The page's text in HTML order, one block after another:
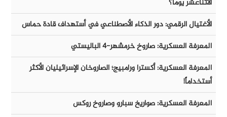
الأثناعشر يوماً؟
الأغتيال الرقمي: دور الذكاء الأصطناعي في أستهداف قادة حماس
المعرفة العسكرية: صاروخ خرمشهر-٤ الباليستي
المعرفة العسكرية: أكسترا ورامبيج؛ الصاروخان الإسرائيليان الأكثر
أستخداماً!
المعرفة العسكرية: صواريخ سبارو وصاروخ روكس